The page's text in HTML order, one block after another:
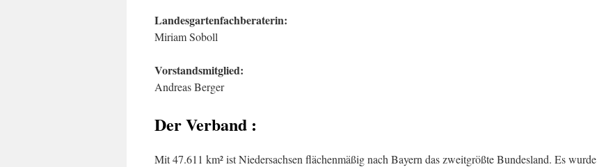
Landesgartenfachberaterin:
Miriam Soboll
Vorstandsmitglied:
Andreas Berger
Der Verband :
Mit 47.611 km² ist Niedersachsen flächenmäßig nach Bayern das zweitgrößte Bundesland. Es wurde